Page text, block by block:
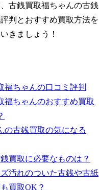
古銭買取福ちゃんの古銭
判とおすすめ買取方法を
きましょう！
福ちゃんの口コミ評判
福ちゃんのおすすめ買取
の古銭買取の気になる
買取に必要なものは？
汚れのついた古銭や古紙
買取OK？